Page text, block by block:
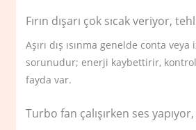
Fırın dışarı çok sıcak veriyor,
Aşırı dış ısınma genelde conta veya
sorunudur; enerji kaybettirir,
fayda var.
Turbo fan çalışırken ses